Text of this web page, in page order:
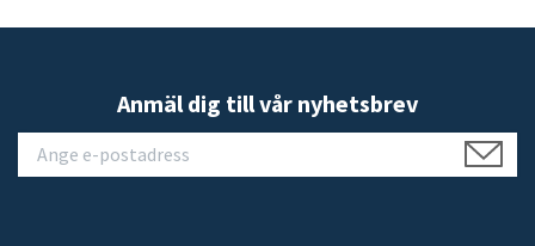
Anmäl dig till vår nyhetsbrev